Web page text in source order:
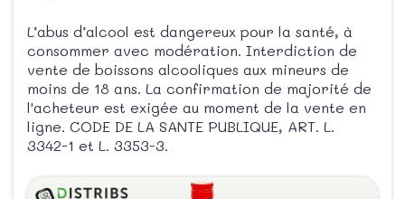
L’abus d’alcool est dangereux pour la santé, à
consommer avec modération. Interdiction de
vente de boissons alcooliques aux mineurs de
moins de 18 ans. La confirmation de majorité de
l'acheteur est exigée au moment de la vente en
ligne. CODE DE LA SANTE PUBLIQUE, ART. L.
3342-1 et L. 3353-3.